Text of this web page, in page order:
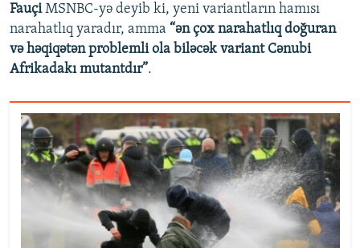
FauçiMSNBC-yə deyib ki, yeni variantların hamısı
narahatlıq yaradır, amma “ən çox narahatlıq doğuran
və həqiqətən problemli ola biləcək variant Cənubi
Afrikadakı mutantdır”.